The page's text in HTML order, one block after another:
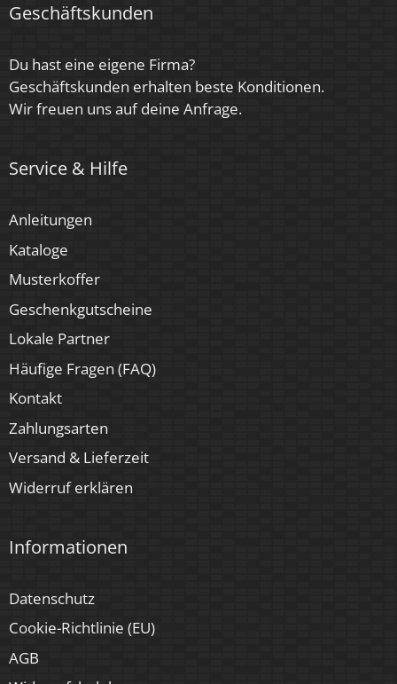
Geschäftskunden
Du hast eine eigene Firma?
Geschäftskunden erhalten beste Konditionen.
Wir freuen uns auf deine Anfrage.
Service & Hilfe
Anleitungen
Kataloge
Musterkoffer
Geschenkgutscheine
Lokale Partner
Häufige Fragen (FAQ)
Kontakt
Zahlungsarten
Versand & Lieferzeit
Widerruf erklären
Informationen
Datenschutz
Cookie-Richtlinie (EU)
AGB